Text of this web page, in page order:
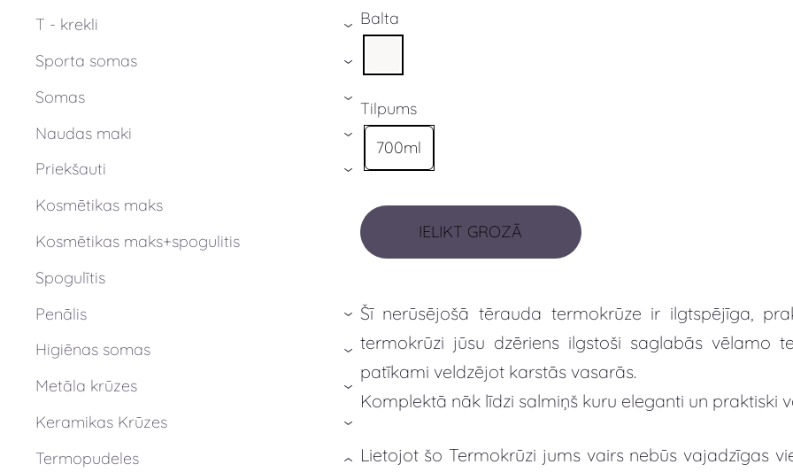
T - krekli
›
Sporta somas ›
Somas ›
Naudas maki ›
Priekšauti ›
Kosmētikas maks
Kosmētikas maks+spogulitis
Spogulītis
Penālis
›
Higiēnas somas ›
Metāla krūzes ›
Keramikas Krūzes ›
Termopudeles ›
Balta
Tilpums
700ml
IELIKT GROZĀ
Šī nerūsējošā tērauda termokrūze ir ilgtspējīga,
termokrūzi jūsu dzēriens ilgstoši saglabās vēlamo
patīkami veldzējot karstās vasarās.
Komplektā nāk līdzi salmiņš kuru eleganti un praktiski
Lietojot šo Termokrūzi jums vairs nebūs vajadzīgas